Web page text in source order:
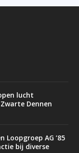
lucht
Dennen
Loopgroep AG ’85
bij diverse